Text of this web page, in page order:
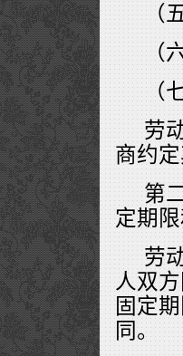
（
（
（
劳
商约
第
定期
劳
人双
固定
同。